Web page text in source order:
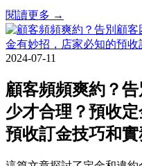
閱讀更多 →
2024-07-11
顧客頻頻爽約？
少才合理？預收
預收訂金技巧和實